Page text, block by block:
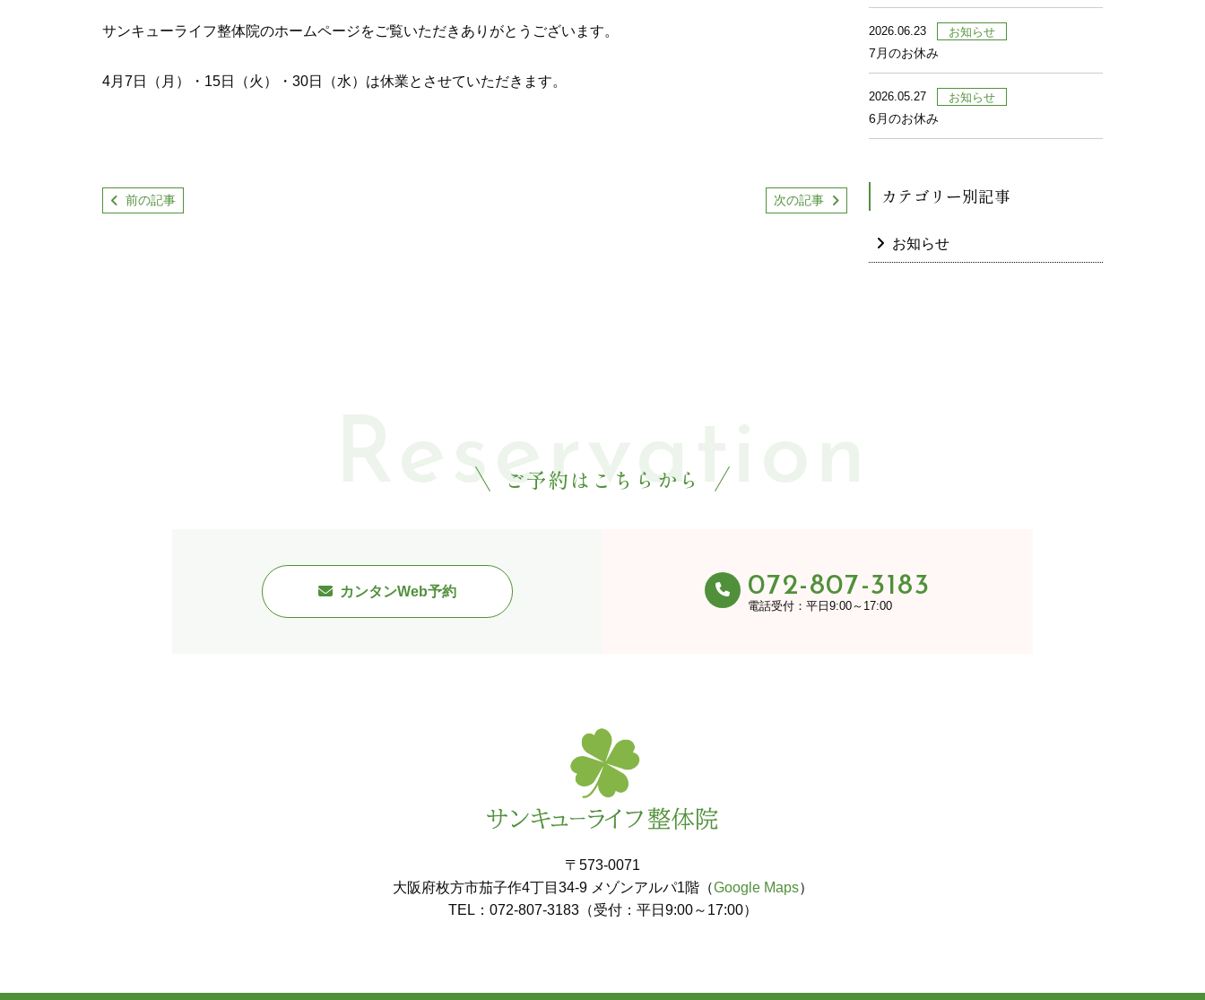
サンキューライフ整体院のホームページをご覧いただきありがとうございます。
4月7日（月）・15日（火）・30日（水）は休業とさせていただきます。
前の記事 次の記事
2026.06.23 お知らせ
7月のお休み
2026.05.27 お知らせ
6月のお休み
カテゴリー別記事
お知らせ
ご予約はこちらから
カンタンWeb予約 072-807-3183
電話受付：平日9:00～17:00
〒573-0071
大阪府枚方市茄子作4丁目34-9 メゾンアルパ1階（Google Maps）
TEL：072-807-3183（受付：平日9:00～17:00）